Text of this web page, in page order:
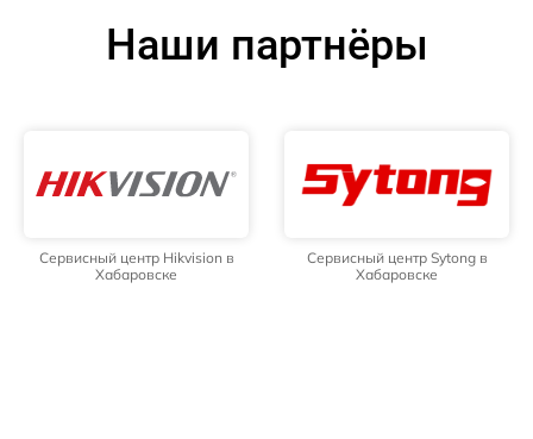
Наши партнёры
Сервисный центр Hikvision в
Хабаровске
Сервисный центр Sytong в
Хабаровске